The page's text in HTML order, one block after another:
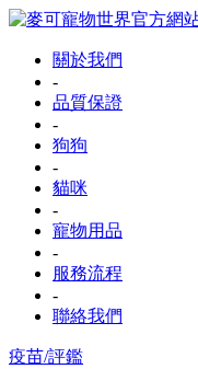
關於我們
-
品質保證
-
狗狗
-
貓咪
-
寵物用品
-
服務流程
-
聯絡我們
疫苗/評鑑